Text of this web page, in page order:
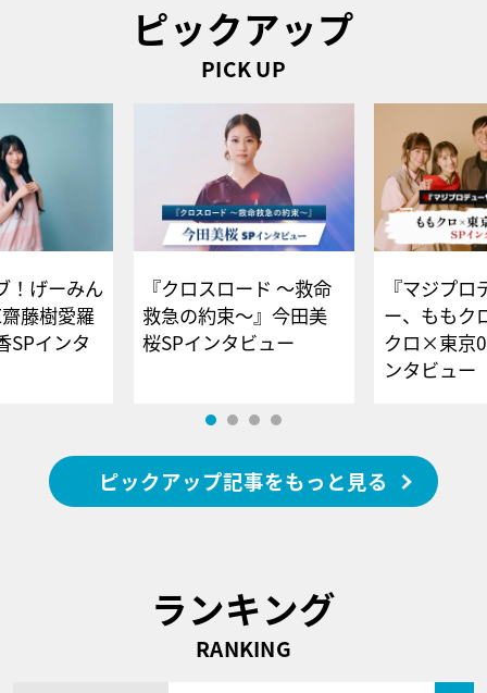
ピックアップ
PICK UP
！げーみん
藤樹愛羅
SPインタ
『クロスロード ～救命
救急の約束～』今田美
桜SPインタビュー
『マジプロ
ー、ももク
クロ×東京
ンタビュー
ピックアップ記事をもっと見る
ランキング
RANKING